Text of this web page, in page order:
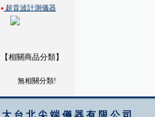
● 超音波計測儀器
【相關商品分類】
無相關分類!
大台北尖端儀器有限公司